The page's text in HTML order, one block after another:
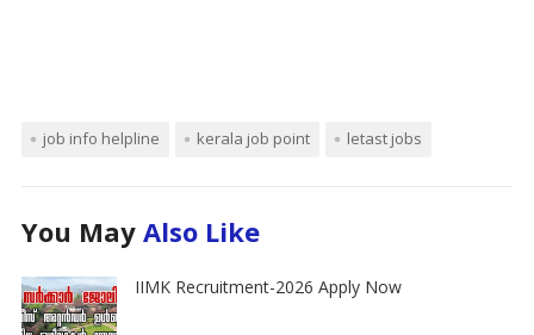
job info helpline kerala job point letast jobs
You May Also Like
IIMK Recruitment-2026 Apply Now